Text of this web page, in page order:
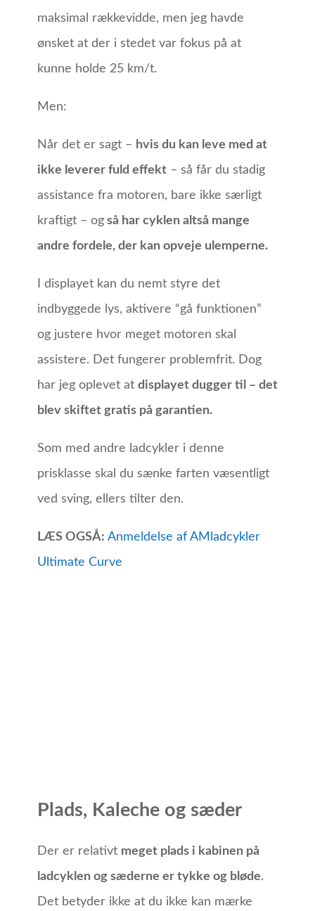
maksimal rækkevidde, men jeg havde
ønsket at der i stedet var fokus på at
kunne holde 25 km/t.
Men:
Når det er sagt – hvis du kan leve med at
ikke leverer fuld effekt– så får du stadig
assistance fra motoren, bare ikke særligt
kraftigt – også har cyklen altså mange
andre fordele, der kan opveje ulemperne.
I displayet kan du nemt styre det
indbyggede lys, aktivere “gå funktionen”
og justere hvor meget motoren skal
assistere. Det fungerer problemfrit. Dog
har jeg oplevet at displayet dugger til – det
blev skiftet gratis på garantien.
Som med andre ladcykler i denne
prisklasse skal du sænke farten væsentligt
ved sving, ellers tilter den.
LÆS OGSÅ: Anmeldelse af AMladcykler
Ultimate Curve
Plads, Kaleche og sæder
Der er relativt meget plads i kabinen på
ladcyklen og sæderne er tykke og bløde.
Det betyder ikke at du ikke kan mærke